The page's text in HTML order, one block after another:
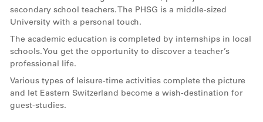
secondary school teachers. The PHSG is a middle-sized
University with a personal touch.
The academic education is completed by internships in local
schools. You get the opportunity to discover a teacher’s
professional life.
Various types of leisure-time activities complete the picture
and let Eastern Switzerland become a wish-destination for
guest-studies.